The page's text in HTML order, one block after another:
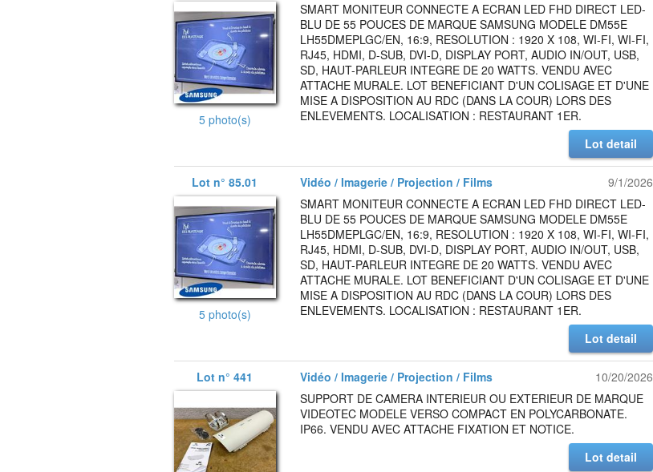
5 photo(s)
SMART MONITEUR CONNECTE A ECRAN LED FHD DIRECT LED-
BLU DE 55 POUCES DE MARQUE SAMSUNG MODELE DM55E
LH55DMEPLGC/EN, 16:9, RESOLUTION : 1920 X 108, WI-FI, WI-FI,
RJ45, HDMI, D-SUB, DVI-D, DISPLAY PORT, AUDIO IN/OUT, USB,
SD, HAUT-PARLEUR INTEGRE DE 20 WATTS. VENDU AVEC
ATTACHE MURALE. LOT BENEFICIANT D'UN COLISAGE ET D'UNE
MISE A DISPOSITION AU RDC (DANS LA COUR) LORS DES
ENLEVEMENTS. LOCALISATION : RESTAURANT 1ER.
Lot detail
Lot n° 85.01 Vidéo / Imagerie / Projection / Films 9/1/2026
5 photo(s)
SMART MONITEUR CONNECTE A ECRAN LED FHD DIRECT LED-
BLU DE 55 POUCES DE MARQUE SAMSUNG MODELE DM55E
LH55DMEPLGC/EN, 16:9, RESOLUTION : 1920 X 108, WI-FI, WI-FI,
RJ45, HDMI, D-SUB, DVI-D, DISPLAY PORT, AUDIO IN/OUT, USB,
SD, HAUT-PARLEUR INTEGRE DE 20 WATTS. VENDU AVEC
ATTACHE MURALE. LOT BENEFICIANT D'UN COLISAGE ET D'UNE
MISE A DISPOSITION AU RDC (DANS LA COUR) LORS DES
ENLEVEMENTS. LOCALISATION : RESTAURANT 1ER.
Lot detail
Lot n° 441 Vidéo / Imagerie / Projection / Films 10/20/2026
SUPPORT DE CAMERA INTERIEUR OU EXTERIEUR DE MARQUE
VIDEOTEC MODELE VERSO COMPACT EN POLYCARBONATE.
IP66. VENDU AVEC ATTACHE FIXATION ET NOTICE.
Lot detail